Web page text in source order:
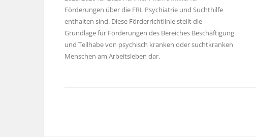
Förderungen über die FRL Psychiatrie und Suchthilfe
enthalten sind. Diese Förderrichtlinie stellt die
Grundlage für Förderungen des Bereiches Beschäftigung
und Teilhabe von psychisch kranken oder suchtkranken
Menschen am Arbeitsleben dar.